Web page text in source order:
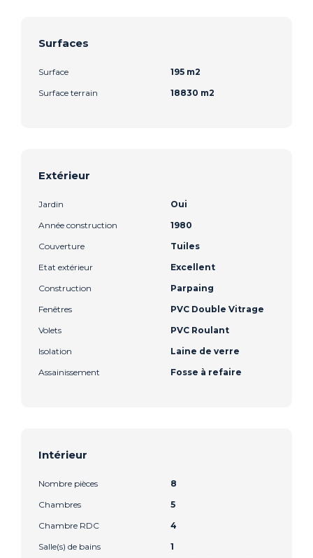
Surfaces
Surface
195 m2
Surface terrain
18830 m2
Extérieur
Jardin
Oui
Année construction
1980
Couverture
Tuiles
Etat extérieur
Excellent
Construction
Parpaing
Fenêtres
PVC Double Vitrage
Volets
PVC Roulant
Isolation
Laine de verre
Assainissement
Fosse à refaire
Intérieur
Nombre pièces
8
Chambres
5
Chambre RDC
4
Salle(s) de bains
1